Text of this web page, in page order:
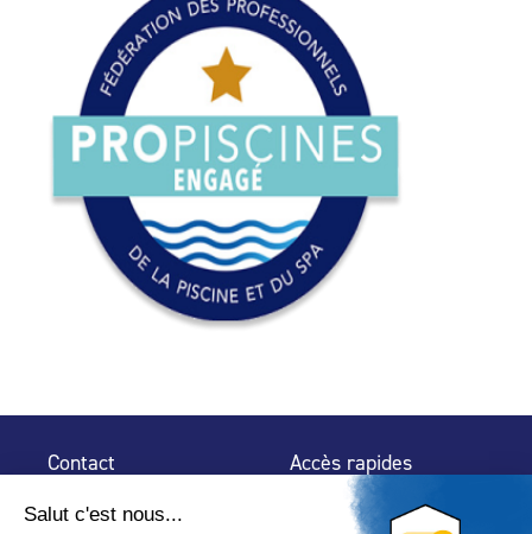
Contact
32 rue de Mogador
75 009 Paris
Accès rapides
Espace Presse